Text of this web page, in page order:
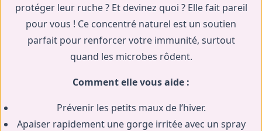
protéger leur ruche ? Et devinez quoi ? Elle fait pareil
pour vous ! Ce concentré naturel est un soutien
parfait pour renforcer votre immunité, surtout
quand les microbes rôdent.
Comment elle vous aide :
Prévenir les petits maux de l’hiver.
Apaiser rapidement une gorge irritée avec un spray